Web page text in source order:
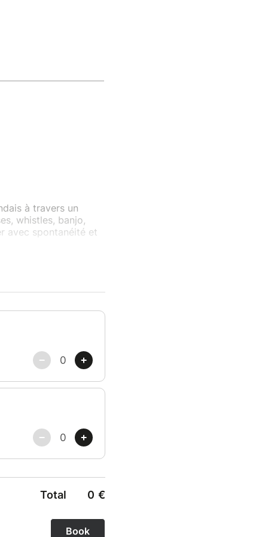
à travers un
whistles, banjo,
avec spontanéité et
par une musique
vivre un moment
Total 0 €